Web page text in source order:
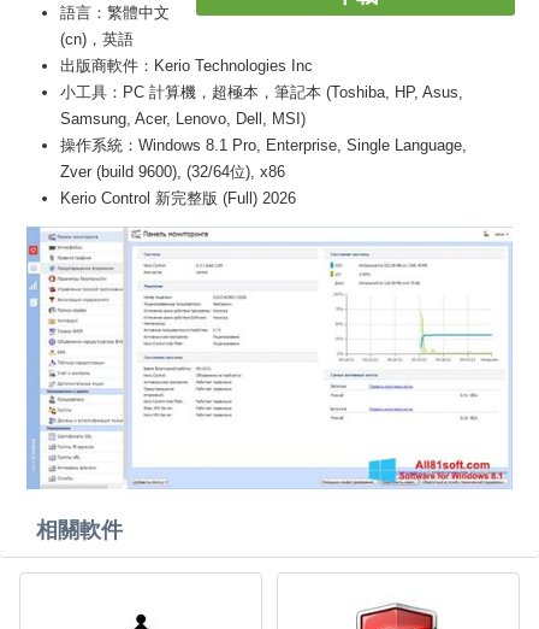
語言：繁體中文
(cn)，英語
出版商軟件：Kerio Technologies Inc
小工具：PC 計算機，超極本，筆記本 (Toshiba, HP, Asus,
Samsung, Acer, Lenovo, Dell, MSI)
操作系統：Windows 8.1 Pro, Enterprise, Single Language,
Zver (build 9600), (32/64位), x86
Kerio Control 新完整版 (Full) 2026
相關軟件